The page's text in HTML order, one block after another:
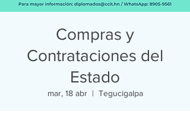
Compras y
Contrataciones del
Estado
mar, 18 abr
  |
Tegucigalpa